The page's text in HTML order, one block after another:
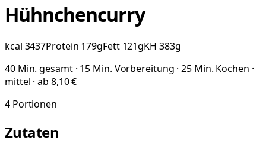
Hühnchencurry
kcal 3437Protein 179gFett 121gKH 383g
40 Min. gesamt · 15 Min. Vorbereitung · 25 Min. Kochen ·
mittel · ab 8,10 €
4 Portionen
Zutaten